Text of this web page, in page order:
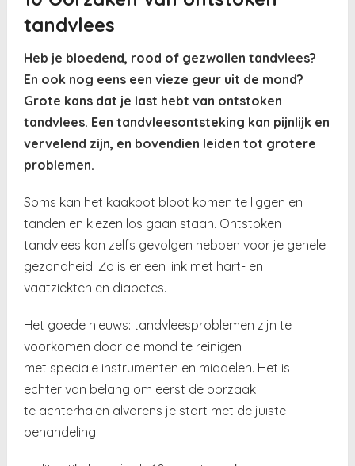
tandvlees
Heb je bloedend, rood of gezwollen tandvlees?
En ook nog eens een vieze geur uit de mond?
Grote kans dat je last hebt van ontstoken
tandvlees. Een tandvleesontsteking kan pijnlijk en
vervelend zijn, en bovendien leiden tot grotere
problemen.
Soms kan het kaakbot bloot komen te liggen en
tanden en kiezen los gaan staan. Ontstoken
tandvlees kan zelfs gevolgen hebben voor je gehele
gezondheid. Zo is er een link met hart- en
vaatziekten en diabetes.
Het goede nieuws: tandvleesproblemen zijn te
voorkomen door de mond te reinigen
met speciale instrumenten en middelen. Het is
echter van belang om eerst de oorzaak
te achterhalen alvorens je start met de juiste
behandeling.